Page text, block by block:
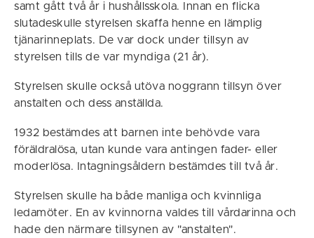
samt gått två år i hushållsskola. Innan en flicka
slutadeskulle styrelsen skaffa henne en lämplig
tjänarinneplats. De var dock under tillsyn av
styrelsen tills de var myndiga (21 år).
Styrelsen skulle också utöva noggrann tillsyn över
anstalten och dess anställda.
1932 bestämdes att barnen inte behövde vara
föräldralösa, utan kunde vara antingen fader- eller
moderlösa. Intagningsåldern bestämdes till två år.
Styrelsen skulle ha både manliga och kvinnliga
ledamöter. En av kvinnorna valdes till vårdarinna och
hade den närmare tillsynen av "anstalten".